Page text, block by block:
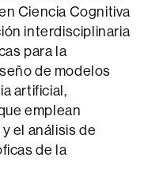
Ciencia Cognitiva
interdisciplinaria
para la
de modelos
artificial,
emplean
el análisis de
de la